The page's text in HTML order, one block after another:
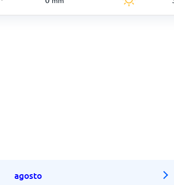
agosto